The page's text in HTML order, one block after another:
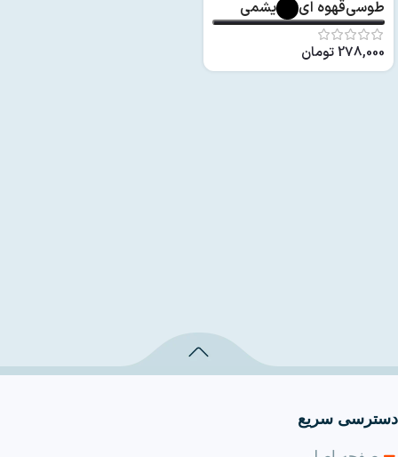
طوسیقهوه ای یشمی
278,000تومان
دسترسی سریع